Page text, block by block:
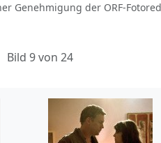
der ORF-
Bild 9 von 24